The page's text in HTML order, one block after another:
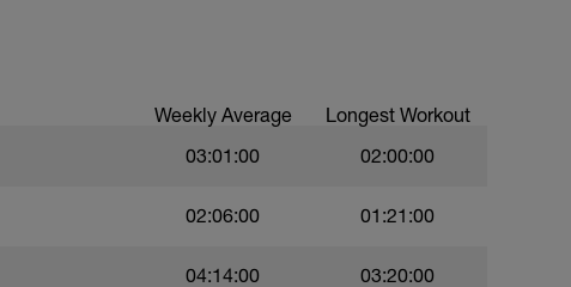
Weekly Average Longest Workout
03:01:00 02:00:00
02:06:00 01:21:00
04:14:00 03:20:00